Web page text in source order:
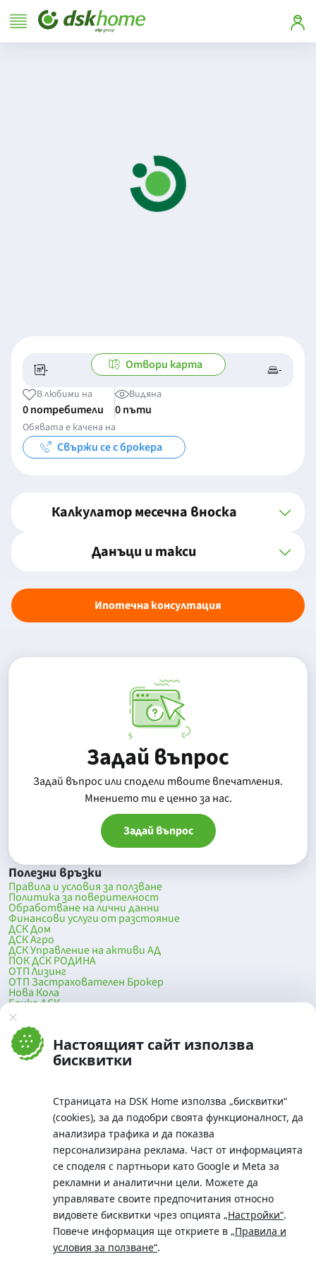
Настоящият сайт използва
бисквитки
Страницата на DSK Home използва „бисквитки“
(cookies), за да подобри своята функционалност, да
анализира трафика и да показва
персонализирана реклама. Част от информацията
се споделя с партньори като Google и Meta за
рекламни и аналитични цели. Можете да
управлявате своите предпочитания относно
видовете бисквитки чрез опцията „Настройки“.
Повече информация ще откриете в „Правила и
условия за ползване“.
- -/- -
Отвори карта
В любими на
0 потребители
Видяна
0 пъти
Обявата е качена на
Свържи се с брокера
Калкулатор месечна вноска
Данъци и такси
Ипотечна консултация
Задай въпрос
Задай въпрос или сподели твоите впечатления.
Mнението ти е ценно за нас.
Задай въпрос
Полезни връзки
Правила и условия за ползване
Политика за поверителност
Обработване на лични данни
Финансови услуги от разстояние
ДСК Дом
ДСК Агро
ДСК Управление на активи АД
ПОК ДСК РОДИНА
ОТП Лизинг
ОТП Застрахователен Брокер
Нова Кола
Банка ДСК
DSK Mobile
Оферти за продажба от Банка ДСК
Клонова мрежа и банкомати
До началото на страницата
Телефон:
0700 10 375 / *2375
Московска No.19 / ул. Г. Бенковски No. 5, София 1036
SWIFT/BIC: